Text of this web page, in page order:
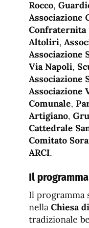
Rocco,
Associazione
Confraternita
Altoliri,
Associazione
Via Napoli,
Associazione
Associazione
Comunale,
Artigiano,
Cattedrale
Comitato
ARCI.
Il
Il programma
nella Chiesa
tradizionale